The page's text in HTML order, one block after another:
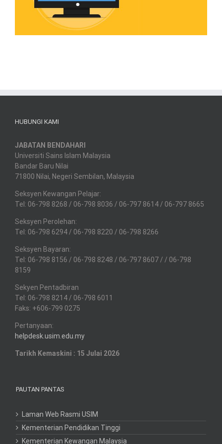
HUBUNGI KAMI
JABATAN BENDAHARI
Universiti Sains Islam Malaysia
Bandar Baru Nilai
71800 Nilai, Negeri Sembilan, Malaysia
Seksyen Kewangan Pelajar:
Tel: 06-798 8268 / 06-798 8036 / 06-797 8614 / 06-797 8665
Seksyen Perolehan:
Tel: 06-798 6294 / 06-798 8220 / 06-798 8266
Seksyen Bayaran:
Tel: 06-798 8156 / 06-798 8248 / 06-797 8607 / / 06-798
8159
Sekyen Pentadbiran
Tel: 06-798 8214 / 06-798 6011
Faks: +606-799 0275
Pertanyaan:
helpdesk.usim.edu.my
Tarikh Kemaskini : 15 Julai 2026
PAUTAN PANTAS
Laman Web Rasmi USIM
Kementerian Pendidikan Tinggi
Kementerian Kewangan Malaysia